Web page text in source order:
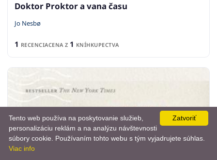
Doktor Proktor a vana času
Jo Nesbø
1 RECENCIACENA Z 1 KNÍHKUPECTVA
📨
Zatvoriť
Tento web používa na poskytovanie služieb,
personalizáciu reklám a na analýzu návštevnosti
súbory cookie. Používaním tohto webu s tým vyjadrujete súhlas.
Viac info